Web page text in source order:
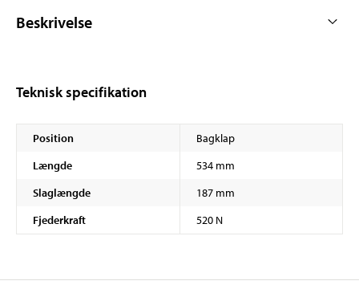
Beskrivelse
Teknisk specifikation
Position
Bagklap
Længde
534 mm
Slaglængde
187 mm
Fjederkraft
520 N